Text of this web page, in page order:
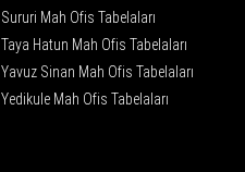
Sururi Mah Ofis Tabelaları
Taya Hatun Mah Ofis Tabelaları
Yavuz Sinan Mah Ofis Tabelaları
Yedikule Mah Ofis Tabelaları